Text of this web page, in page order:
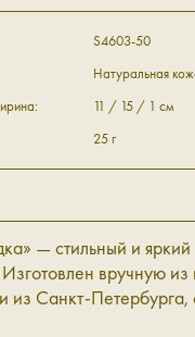
S4603-50
Натуральная
11 / 15 / 1 см
25 г
— стильный и яркий
вручную из
из Санкт-Петербурга,